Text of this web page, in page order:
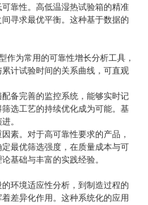
靠性。高低温湿热试验箱的精准
寻求最优平衡。这种基于数据的
为常用的可靠性增长分析工具，
计试验时间的关系曲线，可直观
备完善的监控系统，能够实时记
选工艺的持续优化成为可能。基
。
素。对于高可靠性要求的产品，
最优筛选强度，在质量成本与可
基础与丰富的实践经验。
环境适应性分析，到制造过程的
差异化作用。这种系统化的应用